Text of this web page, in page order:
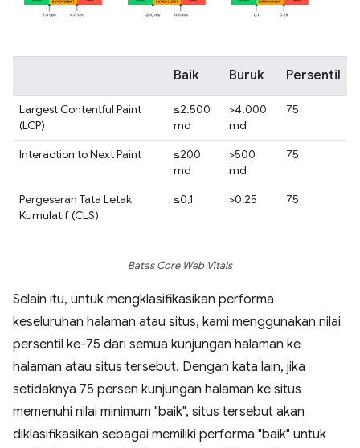
Baik Buruk Persentil
Largest Contentful Paint
(LCP)
≤2.500
md
>4.000
md
75
Interaction to Next Paint
≤200
md
>500
md
75
Pergeseran Tata Letak
Kumulatif (CLS)
≤0,1 >0,25 75
Batas Core Web Vitals
Selain itu, untuk mengklasifikasikan performa
keseluruhan halaman atau situs, kami menggunakan nilai
persentil ke-75 dari semua kunjungan halaman ke
halaman atau situs tersebut. Dengan kata lain, jika
setidaknya 75 persen kunjungan halaman ke situs
memenuhi nilai minimum "baik", situs tersebut akan
diklasifikasikan sebagai memiliki performa "baik" untuk